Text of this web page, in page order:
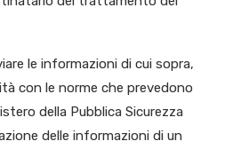
le informazioni di cui sopra,
con le norme che prevedono
della Pubblica Sicurezza
delle informazioni di un